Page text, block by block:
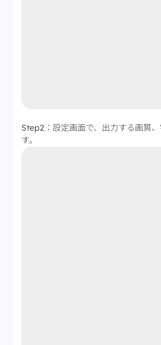
Step2：設定画面で、出力する画質
す。